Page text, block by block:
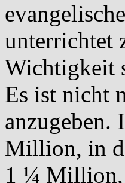
unterrichtet
Wichtigkeit
Es ist nicht
anzugeben.
Million, in
1 ¼ Million,